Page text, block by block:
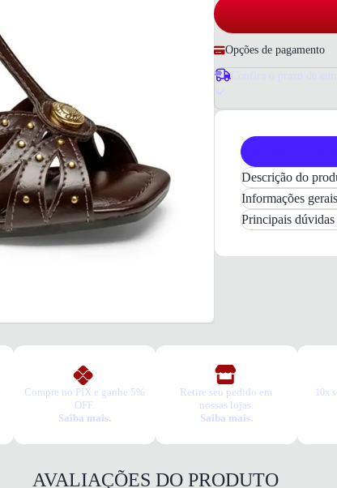
Opções de pagamento
Confira o prazo de
Descrição do
Sandália
Apresentamos
única. Com
suporte
ocasiões,
Informações gerais
Principais
Compre no PIX e ganhe 5%
OFF.
Saiba mais.
Retire seu pedido em
nossas lojas.
Saiba mais.
10x
AVALIAÇÕES DO PRODUTO